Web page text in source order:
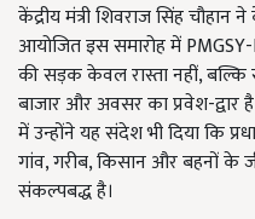
केंद्रीय मंत्री शिवराज सिंह चौहान ने
आयोजित इस समारोह में
की सड़क केवल रास्ता नहीं, बल्कि
बाजार और अवसर का प्रवेश-द्वार
में उन्होंने यह संदेश भी दिया कि
गांव, गरीब, किसान और बहनों के
संकल्पबद्ध है।